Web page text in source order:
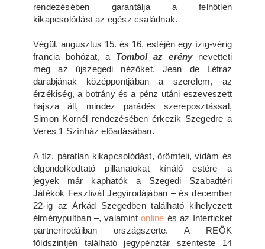
rendezésében garantálja a felhőtlen
kikapcsolódást az egész családnak.
Végül, augusztus 15. és 16. estéjén egy ízig-vérig
francia bohózat, a Tombol az erénynevetteti
meg az újszegedi nézőket. Jean de Létraz
darabjának középpontjában a szerelem, az
érzékiség, a botrány és a pénz utáni eszeveszett
hajsza áll, mindez parádés szereposztással,
Simon Kornél rendezésében érkezik Szegedre a
Veres 1 Színház előadásában.
A tíz, páratlan kikapcsolódást, örömteli, vidám és
elgondolkodtató pillanatokat kínáló estére a
jegyek már kaphatók a Szegedi Szabadtéri
Játékok Fesztivál Jegyirodájában – és december
22-ig az Árkád Szegedben található kihelyezett
élménypultban –, valamint online és az Interticket
partnerirodáiban országszerte. A REÖK
földszintjén található jegypénztár szenteste 14